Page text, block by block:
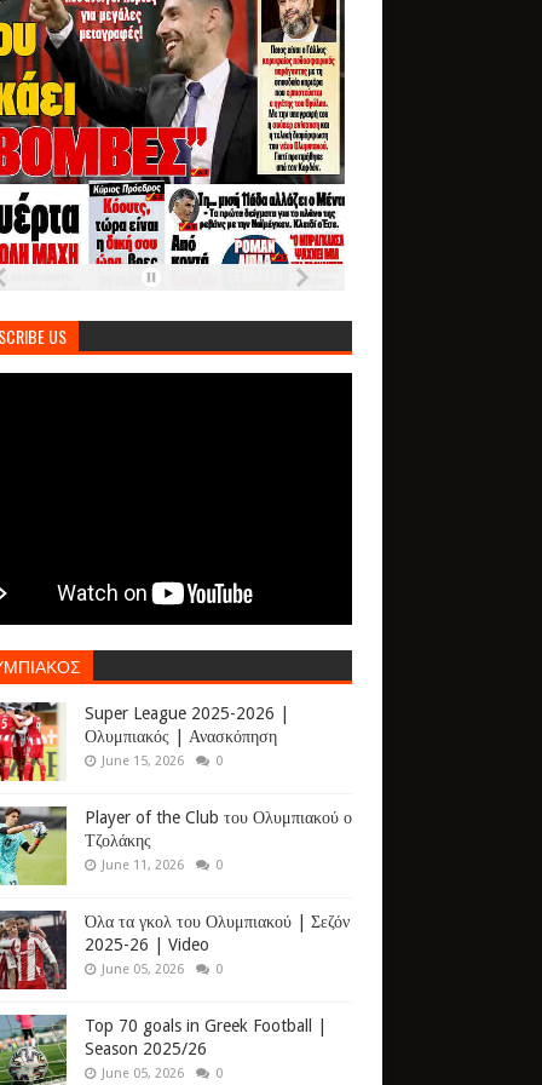
US
Super League 2025-2026 |
Ολυμπιακός | Ανασκόπηση
June 15, 2026 0
Player of the Club του Ολυμπιακού ο
Τζολάκης
June 11, 2026 0
Όλα τα γκολ του Ολυμπιακού | Σεζόν
2025-26 | Video
June 05, 2026 0
Top 70 goals in Greek Football |
Season 2025/26
June 05, 2026 0